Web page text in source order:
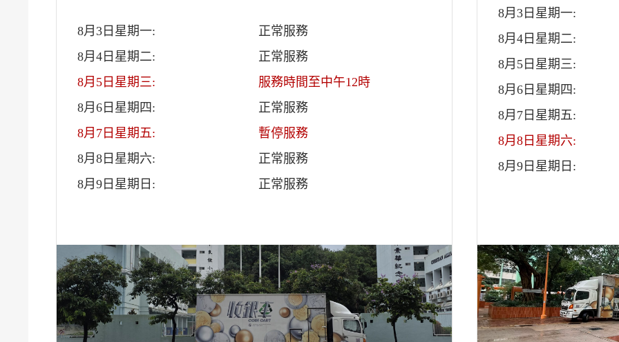
8月3日星期一:
正常服務
8月4日星期二:
正常服務
8月5日星期三:
服務時間至中午12時
8月6日星期四:
正常服務
8月7日星期五:
暫停服務
8月8日星期六:
正常服務
8月9日星期日:
正常服務
8月3日星期一:
8月4日星期二:
8月5日星期三:
8月6日星期四:
8月7日星期五:
8月8日星期六:
8月9日星期日: